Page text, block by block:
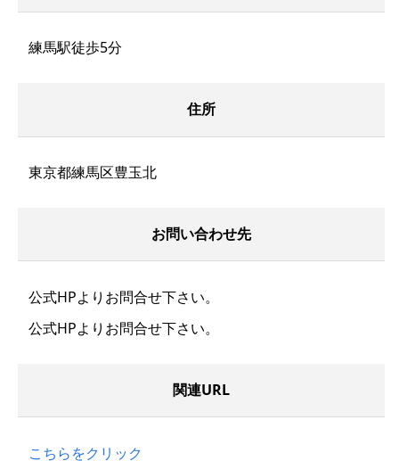
練馬駅徒歩5分
住所
東京都練馬区豊玉北
お問い合わせ先
公式HPよりお問合せ下さい。
公式HPよりお問合せ下さい。
関連URL
こちらをクリック